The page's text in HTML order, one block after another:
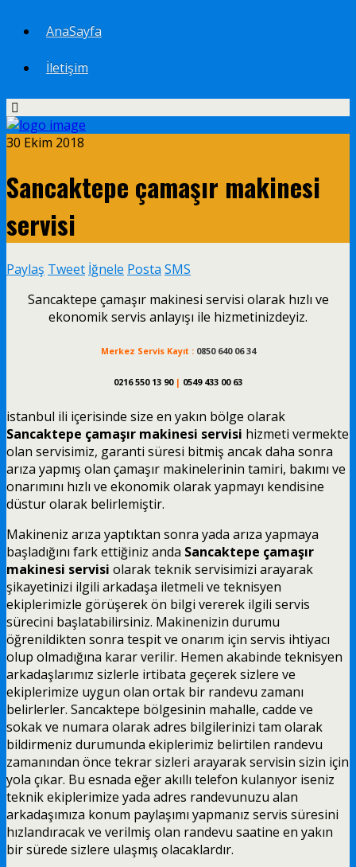
AnaSayfa
İletişim
30 Ekim 2018
Sancaktepe çamaşır makinesi
servisi
Paylaş Tweet İğnele Posta SMS
Sancaktepe çamaşır makinesi servisi olarak hızlı ve
ekonomik servis anlayışı ile hizmetinizdeyiz.
Merkez Servis Kayıt : 0850 640 06 34
0216 550 13 90 | 0549 433 00 63
istanbul ili içerisinde size en yakın bölge olarak
Sancaktepe çamaşır makinesi servisi hizmeti vermekte
olan servisimiz, garanti süresi bitmiş ancak daha sonra
arıza yapmış olan çamaşır makinelerinin tamiri, bakımı ve
onarımını hızlı ve ekonomik olarak yapmayı kendisine
düstur olarak belirlemiştir.
Makineniz arıza yaptıktan sonra yada arıza yapmaya
başladığını fark ettiğiniz anda Sancaktepe çamaşır
makinesi servisi olarak teknik servisimizi arayarak
şikayetinizi ilgili arkadaşa iletmeli ve teknisyen
ekiplerimizle görüşerek ön bilgi vererek ilgili servis
sürecini başlatabilirsiniz. Makinenizin durumu
öğrenildikten sonra tespit ve onarım için servis ihtiyacı
olup olmadığına karar verilir. Hemen akabinde teknisyen
arkadaşlarımız sizlerle irtibata geçerek sizlere ve
ekiplerimize uygun olan ortak bir randevu zamanı
belirlerler. Sancaktepe bölgesinin mahalle, cadde ve
sokak ve numara olarak adres bilgilerinizi tam olarak
bildirmeniz durumunda ekiplerimiz belirtilen randevu
zamanından önce tekrar sizleri arayarak servisin sizin için
yola çıkar. Bu esnada eğer akıllı telefon kulanıyor iseniz
teknik ekiplerimize yada adres randevunuzu alan
arkadaşımıza konum paylaşımı yapmanız servis süresini
hızlandıracak ve verilmiş olan randevu saatine en yakın
bir sürede sizlere ulaşmış olacaklardır.